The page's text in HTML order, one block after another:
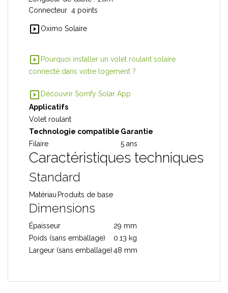
Connecteur 4 points
slideshow Oximo Solaire
slideshow Pourquoi installer un volet roulant solaire
connecté dans votre logement ?
slideshow Découvrir Somfy Solar App
Applicatifs
Volet roulant
Technologie compatible Garantie
Filaire
5 ans
Caractéristiques techniques
Standard
Matériau Produits de base
Dimensions
Épaisseur
29 mm
Poids (sans emballage)
0.13 kg
Largeur (sans emballage)48 mm